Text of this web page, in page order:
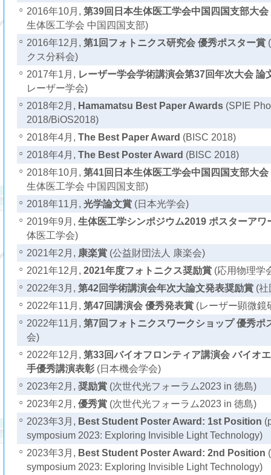
○ 2016年10月, 第39回日本生体医工学会中国四国支部大
生体医工学会 中国四国支部)
○ 2016年12月, 第1回フォトニクス研究会 優秀ポスター賞(
クス分科会)
○ 2017年1月, レーザー学会学術講演会第37回年次大会 論
レーザー学会)
○ 2018年2月, Hamamatsu Best Paper Awards(SPIE
2018/BiOS2018)
○ 2018年4月, The Best Paper Award (BISC 2018)
○ 2018年4月, The Best Poster Award (BISC 2018)
○ 2018年10月, 第41回日本生体医工学会中国四国支部大
生体医工学会 中国四国支部)
○ 2018年11月, 光学論文賞(日本光学会)
○ 2019年9月, 生体医工学シンポジウム2019 ポスターアワ
体医工学会)
○ 2021年2月, 康楽賞(公益財団法人 康楽会)
○ 2021年12月, 2021年度フォトニクス奨励賞(応用物理学
○ 2022年3月, 第42回学術講演会年次大論文発表奨励賞(社
○ 2022年11月, 第47回講演会 優秀発表賞(レーザー顕微鏡
○ 2022年11月, 第7回フォトニクスワークショップ 優秀ポ
会)
○ 2022年12月, 第33回バイオフロンティア講演会 バイオ
手優秀講演表彰(日本機会学会)
○ 2023年2月, 奨励賞(次世代光フォーラム2023 in 徳島)
○ 2023年2月, 優秀賞(次世代光フォーラム2023 in 徳島)
○ 2023年3月, Best Student Poster Award: 1st Position
symposium 2023: Exploring Invisible Light Technology)
○ 2023年3月, Best Student Poster Award: 2nd Position
symposium 2023: Exploring Invisible Light Technology)